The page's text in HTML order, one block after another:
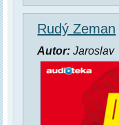
Rudý Zeman
Autor: Jaroslav